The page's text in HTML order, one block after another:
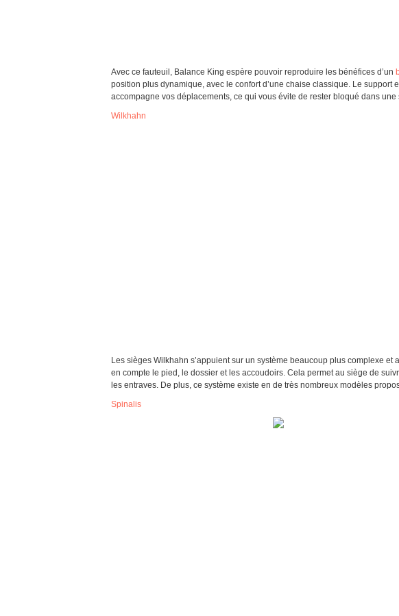
Avec ce fauteuil, Balance King espère pouvoir reproduire les bénéfices d’un
position plus dynamique, avec le confort d’une chaise classique. Le support
accompagne vos déplacements, ce qui vous évite de rester bloqué dans
Wilkhahn
Les sièges Wilkhahn s’appuient sur un système beaucoup plus complexe
en compte le pied, le dossier et les accoudoirs. Cela permet au siège de
les entraves. De plus, ce système existe en de très nombreux modèles
Spinalis